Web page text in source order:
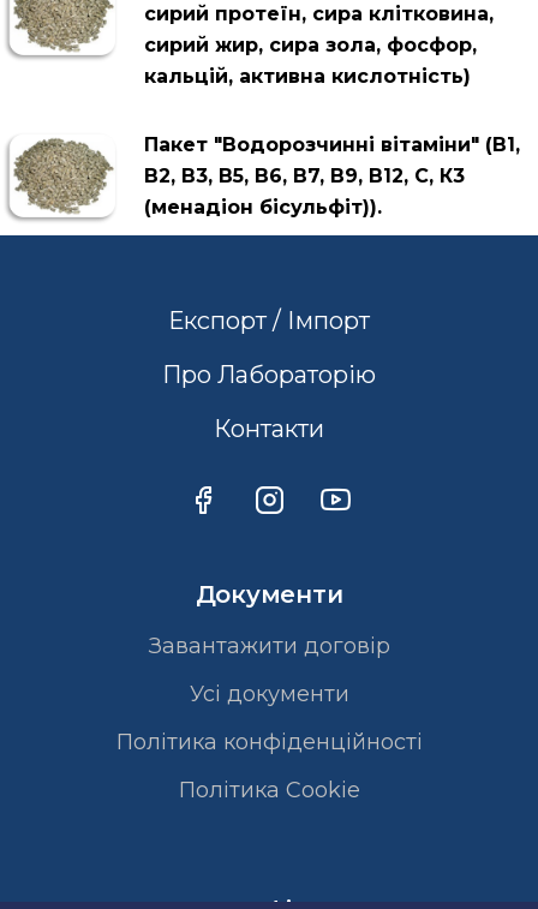
сирий протеїн, сира клітковина,
сирий жир, сира зола, фосфор,
кальцій, активна кислотність)
Пакет "Водорозчинні вітаміни" (В1,
В2, В3, В5, В6, В7, В9, В12, С, К3
(менадіон бісульфіт)).
Експорт / Імпорт
Про Лабораторію
Контакти
Документи
Завантажити договір
Усі документи
Політика конфіденційності
Полiтика Cookie